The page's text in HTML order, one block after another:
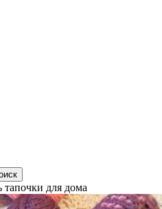
тапочки для дома